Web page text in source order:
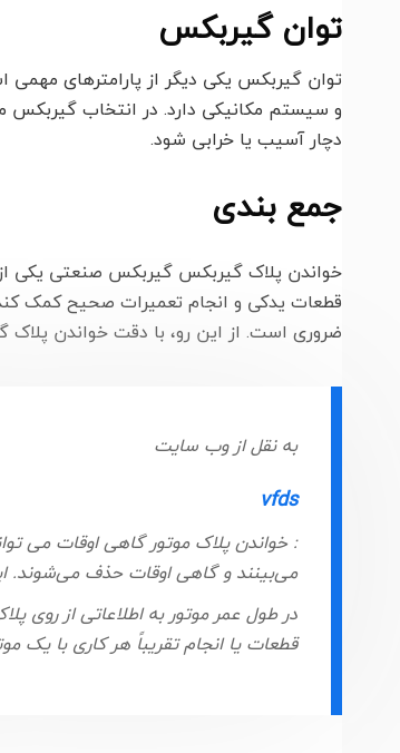
توان گیربکس
توان گیربکس یکی دیگر از پارامترهای
و سیستم مکانیکی دارد. در انتخاب
دچار آسیب یا خرابی شود.
جمع بندی
خواندن پلاک گیربکس گیربکس صنعتی یکی
قطعات یدکی و انجام تعمیرات صحیح کمک
ضروری است. از این رو، با دقت خواندن پلاک
به نقل از وب سایت
vfds
: خواندن پلاک موتور گاهی اوقات می
می‌بینند و گاهی اوقات حذف می‌شوند.
قطعات یا انجام تقریباً هر کاری با یک